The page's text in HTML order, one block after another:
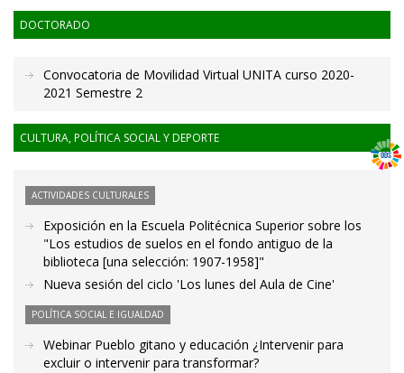
DOCTORADO
Convocatoria de Movilidad Virtual UNITA curso 2020-
2021 Semestre 2
CULTURA, POLÍTICA SOCIAL Y DEPORTE
ACTIVIDADES CULTURALES
Exposición en la Escuela Politécnica Superior sobre los
"Los estudios de suelos en el fondo antiguo de la
biblioteca [una selección: 1907-1958]"
Nueva sesión del ciclo 'Los lunes del Aula de Cine'
POLÍTICA SOCIAL E IGUALDAD
Webinar Pueblo gitano y educación ¿Intervenir para
excluir o intervenir para transformar?